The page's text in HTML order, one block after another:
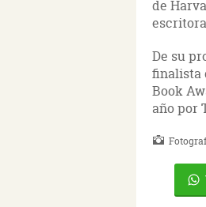
de
De su
finalista
Book
año por